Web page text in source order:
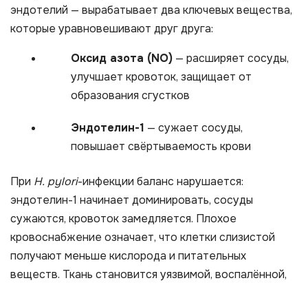
эндотелий — вырабатывает два ключевых вещества,
которые уравновешивают друг друга:
Оксид азота (NO) — расширяет сосуды,
улучшает кровоток, защищает от
образования сгустков
Эндотелин-1 — сужает сосуды,
повышает свёртываемость крови
При H. pylori-инфекции баланс нарушается:
эндотелин-1 начинает доминировать, сосуды
сужаются, кровоток замедляется. Плохое
кровоснабжение означает, что клетки слизистой
получают меньше кислорода и питательных
веществ. Ткань становится уязвимой, воспалённой,